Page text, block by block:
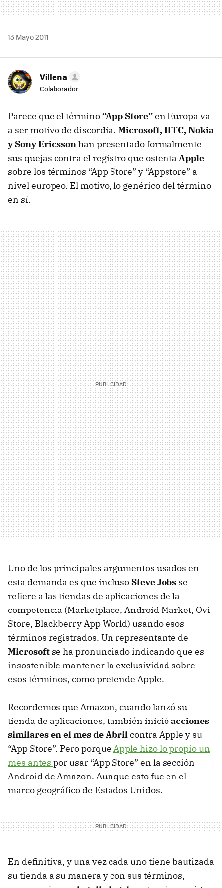
13 Mayo 2011
Villena
Colaborador
Parece que el término“App Store”en Europa va
a ser motivo de discordia. Microsoft,HTC, Nokia
y Sony Ericssonhan presentado formalmente
sus quejas contra el registro que ostenta Apple
sobre los términos “App Store” y “Appstore” a
nivel europeo. El motivo, lo genérico del término
en sí.
Uno de los principales argumentos usados en
esta demanda es que incluso Steve Jobs se
refiere a las tiendas de aplicaciones de la
competencia (Marketplace, Android Market, Ovi
Store, Blackberry App World) usando esos
términos registrados. Un representante de
Microsoft se ha pronunciado indicando que es
insostenible mantener la exclusividad sobre
esos términos, como pretende Apple.
Recordemos que Amazon, cuando lanzó su
tienda de aplicaciones, también inicióacciones
similares en el mes de Abrilcontra Apple y su
“App Store”. Pero porque Apple hizo lo propio un
mes antes por usar “App Store” en la sección
Android de Amazon. Aunque esto fue en el
marco geográfico de Estados Unidos.
En definitiva, y una vez cada uno tiene bautizada
su tienda a su manera y con sus términos,